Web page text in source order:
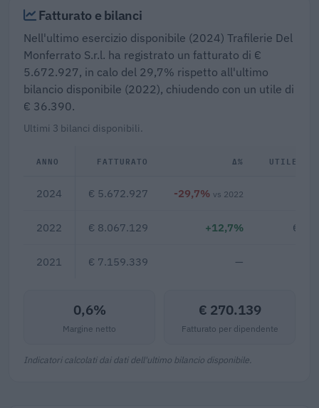
Fatturato e bilanci
Nell'ultimo esercizio disponibile (2024) Trafilerie Del
Monferrato S.r.l. ha registrato un fatturato di €
5.672.927, in calo del 29,7% rispetto all'ultimo
bilancio disponibile (2022), chiudendo con un utile di
€ 36.390.
Ultimi 3 bilanci disponibili.
ANNO FATTURATO Δ% UTILE/
2024 € 5.672.927 -29,7% vs 2022
2022 € 8.067.129 +12,7% €
2021 € 7.159.339 —
0,6%
Margine netto
€ 270.139
Fatturato per dipendente
Indicatori calcolati dai dati dell'ultimo bilancio disponibile.